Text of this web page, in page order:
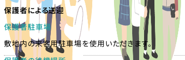
保護者による送迎
保護者駐車場
敷地内の来客用駐車場を使用いただきます。